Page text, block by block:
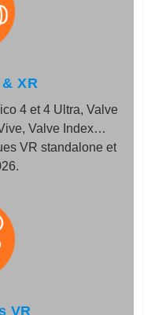
XR
4 et 4 Ultra, Valve
Valve Index…
VR standalone et
VR